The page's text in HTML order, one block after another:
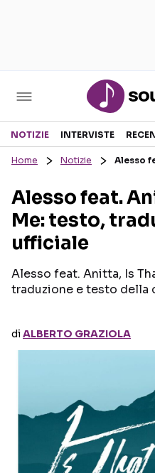
Sezioni
RECENSIONI MUSICALI
INTERVISTE
GOSSIP E CURIOSITÀ
NOTIZIE INTERVISTE
Home Notizie Alesso
Alesso feat.
Me: testo,
ufficiale
Alesso feat. Anitta, Is
traduzione e testo della
diALBERTO GRAZIOLA